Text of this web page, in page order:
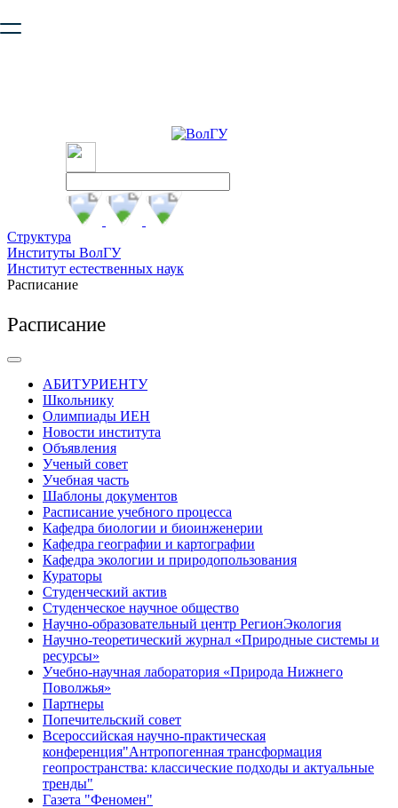
безопасную работу с сайтом. Пожалуйста
Структура
Институты ВолГУ
Институт естественных наук
Расписание
Расписание
АБИТУРИЕНТУ
Школьнику
Олимпиады ИЕН
Новости института
Объявления
Ученый совет
Учебная часть
Шаблоны документов
Расписание учебного процесса
Кафедра биологии и биоинженерии
Кафедра географии и картографии
Кафедра экологии и природопользования
Кураторы
Студенческий актив
Студенческое научное общество
Научно-образовательный центр РегионЭкология
Научно-теоретический журнал «Природные системы и
ресурсы»
Учебно-научная лаборатория «Природа Нижнего
Поволжья»
Партнеры
Попечительский совет
Всероссийская научно-практическая
конференция"Антропогенная трансформация
геопространства: классические подходы и актуальные
тренды"
Газета "Феномен"